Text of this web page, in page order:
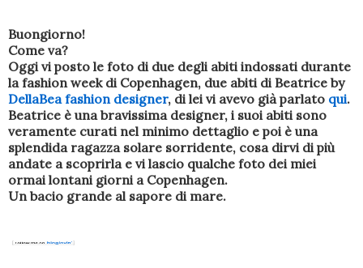
Buongiorno!
Come va?
Oggi vi posto le foto di due degli abiti indossati durante
la fashion week di Copenhagen, due abiti di Beatrice by
DellaBea fashion designer, di lei vi avevo già parlato qui.
Beatrice è una bravissima designer, i suoi abiti sono
veramente curati nel minimo dettaglio e poi è una
splendida ragazza solare sorridente, cosa dirvi di più
andate a scoprirla e vi lascio qualche foto dei miei
ormai lontani giorni a Copenhagen.
Un bacio grande al sapore di mare.